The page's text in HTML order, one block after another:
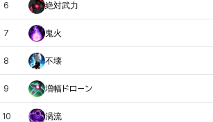
6 絶対武力
7 鬼火
8 不壊
9 増幅ドローン
10 渦流